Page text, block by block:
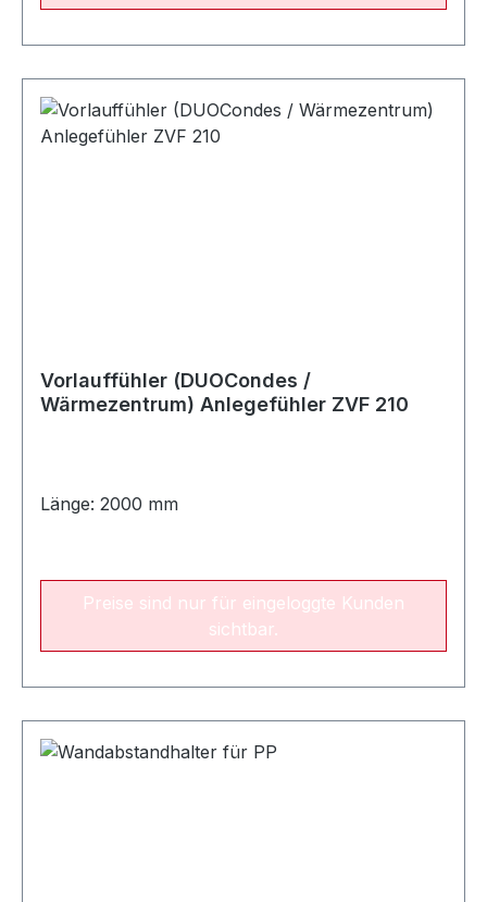
Vorlauffühler (DUOCondes /
Wärmezentrum) Anlegefühler ZVF 210
Länge: 2000 mm
Preise sind nur für eingeloggte Kunden
sichtbar.